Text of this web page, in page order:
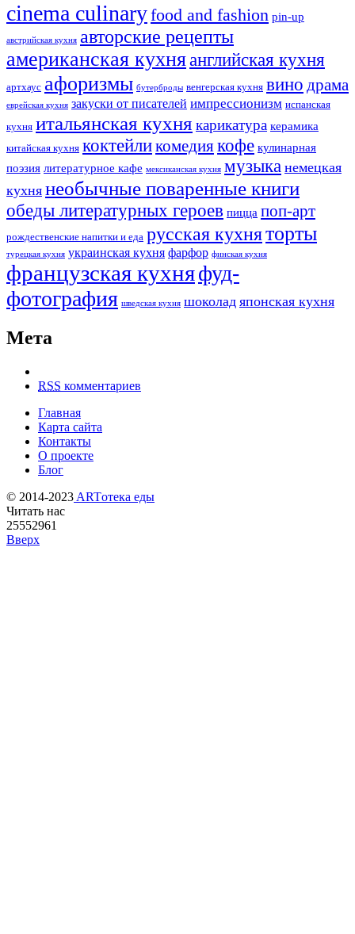
cinema culinaryfood аnd fashion pin-up
австрийская кухня авторские рецепты
американская кухняанглийская кухня
артхаус афоризмы бутерброды венгерская кухня вино драма
еврейская кухня закуски от писателей импрессионизм испанская
кухня итальянская кухня карикатура керамика
китайская кухня коктейликомедиякофе кулинарная
поэзия литературное кафе мексиканская кухня музыка немецкая
кухня необычные поваренные книги
обеды литературных героев пицца поп-арт
рождественские напитки и еда русская кухняторты
турецкая кухня украинская кухня фарфор финская кухня
французская кухняфуд-
фотография шведская кухня шоколад японская кухня
Мета
RSS комментариев
Главная
Карта сайта
Контакты
О проекте
Блог
© 2014-2023 ARTотека еды
Читать нас
25552961
Вверх